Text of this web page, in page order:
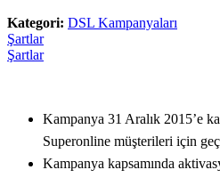
Kategori: DSL Kampanyaları
Şartlar
Şartlar
Kampanya 31 Aralık 2015’e
Superonline müşterileri için
Kampanya kapsamında